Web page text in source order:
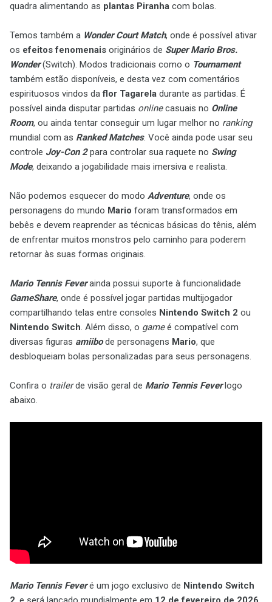
quadra alimentando as plantas Piranha com bolas.
Temos também a Wonder Court Match, onde é possível ativar
os efeitos fenomenais originários de Super Mario Bros.
Wonder(Switch). Modos tradicionais como o Tournament
também estão disponíveis, e desta vez com comentários
espirituosos vindos daflor Tagarela durante as partidas. É
possível ainda disputar partidas onlinecasuais no Online
Room, ou ainda tentar conseguir um lugar melhor no ranking
mundial com as Ranked Matches. Você ainda pode usar seu
controle Joy-Con 2para controlar sua raquete no Swing
Mode, deixando a jogabilidade mais imersiva e realista.
Não podemos esquecer do modo Adventure, onde os
personagens do mundo Mario foram transformados em
bebês e devem reaprender as técnicas básicas do tênis, além
de enfrentar muitos monstros pelo caminho para poderem
retornar às suas formas originais.
Mario Tennis Feverainda possui suporte à funcionalidade
GameShare, onde é possível jogar partidas multijogador
compartilhando telas entre consoles Nintendo Switch 2 ou
Nintendo Switch. Além disso, o gameé compatível com
diversas figuras amiibode personagens Mario, que
desbloqueiam bolas personalizadas para seus personagens.
Confira o trailerde visão geral de Mario Tennis Feverlogo
abaixo.
Mario Tennis Feveré um jogo exclusivo de Nintendo Switch